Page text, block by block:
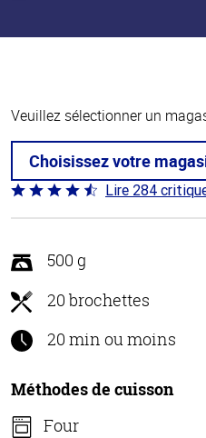
Veuillez sélectionner un
Choisissez votre
Coté
4.6 sur
Lire 284
500 g
20 brochettes
20 min ou moins
Méthodes de cuisson
Four